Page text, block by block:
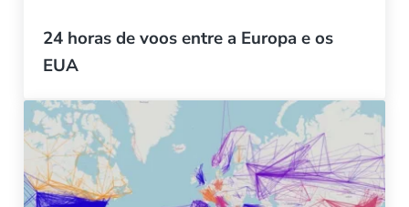
24 horas de voos entre a Europa e os
EUA